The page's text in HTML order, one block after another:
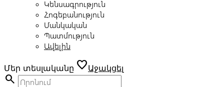
Կենսագրություն
Հոգեբանություն
Մանկական
Պատմություն
Ավելին
Մեր տեսլականը favoriteԱջակցել
search